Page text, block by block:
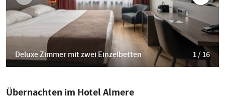
Deluxe Zimmer mit zwei Einzelbetten 1 / 16
Übernachten im Hotel Almere